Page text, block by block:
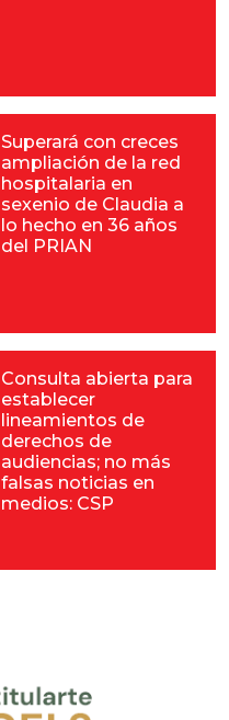
Superará con creces
ampliación de la red
hospitalaria en
sexenio de Claudia a
lo hecho en 36 años
del PRIAN
Consulta abierta para
establecer
lineamientos de
derechos de
audiencias; no más
falsas noticias en
medios: CSP